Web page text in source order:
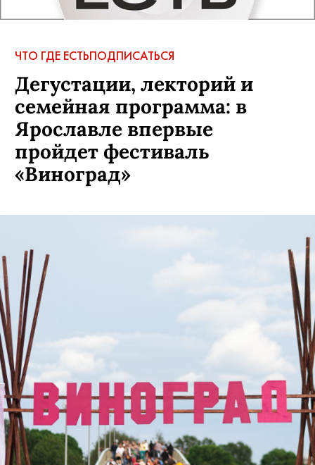
ЧТО ГДЕ ЕСТЬ
Дегустации, лекторий и
семейная программа: в
Ярославле впервые
пройдет фестиваль
«Виноград»